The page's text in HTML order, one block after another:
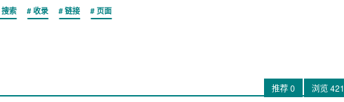
搜索 收录 链接 页面
推荐0 浏览421